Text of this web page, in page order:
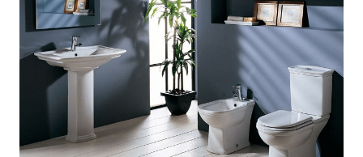
Sport
Style